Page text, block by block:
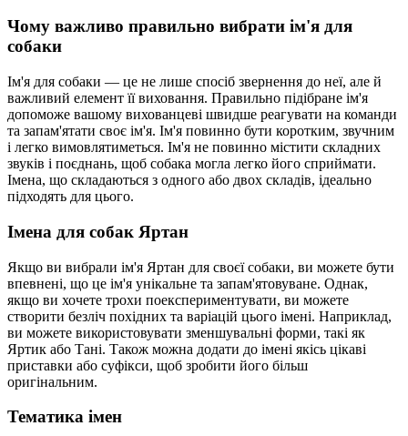
Чому важливо правильно вибрати ім'я для
собаки
Ім'я для собаки — це не лише спосіб звернення до неї, але й
важливий елемент її виховання. Правильно підібране ім'я
допоможе вашому вихованцеві швидше реагувати на команди
та запам'ятати своє ім'я. Ім'я повинно бути коротким, звучним
і легко вимовлятиметься. Ім'я не повинно містити складних
звуків і поєднань, щоб собака могла легко його сприймати.
Імена, що складаються з одного або двох складів, ідеально
підходять для цього.
Імена для собак Яртан
Якщо ви вибрали ім'я Яртан для своєї собаки, ви можете бути
впевнені, що це ім'я унікальне та запам'ятовуване. Однак,
якщо ви хочете трохи поекспериментувати, ви можете
створити безліч похідних та варіацій цього імені. Наприклад,
ви можете використовувати зменшувальні форми, такі як
Яртик або Тані. Також можна додати до імені якісь цікаві
приставки або суфікси, щоб зробити його більш
оригінальним.
Тематика імен